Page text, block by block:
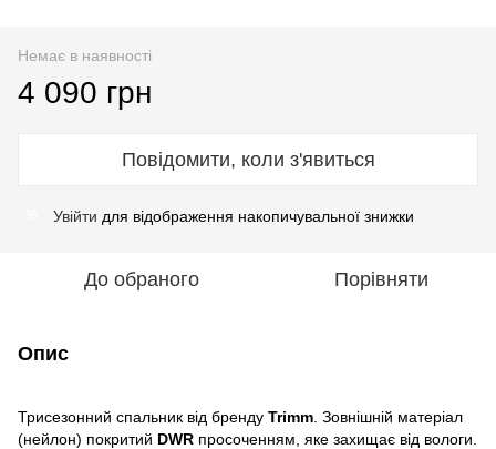
Немає в наявності
4 090 грн
Повідомити, коли з'явиться
Увійти для відображення накопичувальної знижки
До обраного Порівняти
Опис
Трисезонний спальник від бренду Trimm . Зовнішній матеріал
(нейлон) покритий DWR просоченням, яке захищає від вологи.